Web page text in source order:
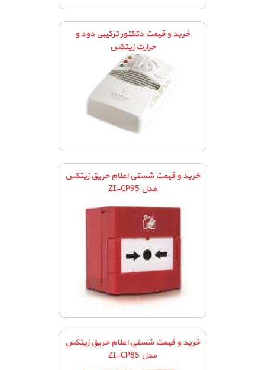
خرید و قیمت دتکتور ترکیبی دود و
حرارت زیتکس
خرید و قیمت شستی اعلام حریق زیتکس
مدل ZI-CP95
خرید و قیمت شستی اعلام حریق زیتکس
مدل ZI-CP85